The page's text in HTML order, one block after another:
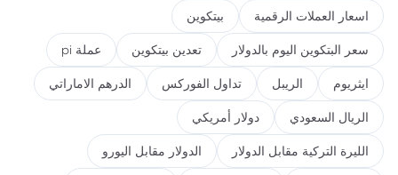
اسعار العملات الرقمية بيتكوين
سعر البتكوين اليوم بالدولار تعدين بيتكوين عملة pi
ايثريوم الريبل تداول الفوركس الدرهم الاماراتي
الريال السعودي دولار أمريكي
الليرة التركية مقابل الدولار الدولار مقابل اليورو